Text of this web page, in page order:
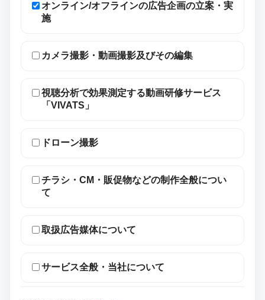
オンライン/オフラインの広告企画の立案・実
施
カメラ撮影・動画撮影及びその編集
視聴分析で効果測定する動画研修サービス
「VIVATS」
ドローン撮影
チラシ・CM・販促物などの制作全般につい
て
取扱広告媒体について
サービス全般・当社について